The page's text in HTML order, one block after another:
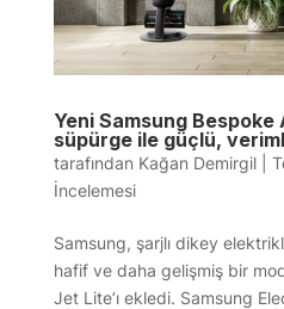
Yeni Samsung
süpürge ile güçlü,
tarafından Kağan Demirgil|
İncelemesi
Samsung, şarjlı dikey
hafif ve daha gelişmiş bir
Jet Lite’ı ekledi. Samsung